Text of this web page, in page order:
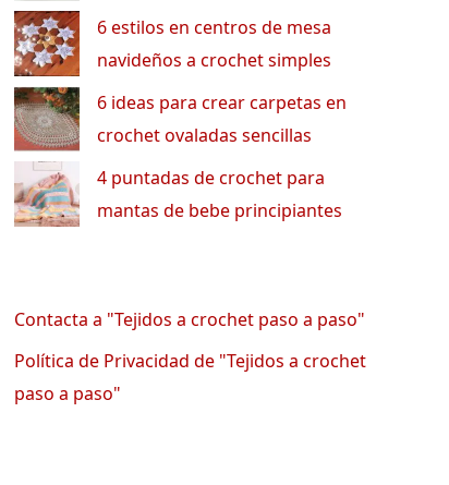
6 estilos en centros de mesa
navideños a crochet simples
6 ideas para crear carpetas en
crochet ovaladas sencillas
4 puntadas de crochet para
mantas de bebe principiantes
Contacta a "Tejidos a crochet paso a paso"
Política de Privacidad de "Tejidos a crochet
paso a paso"